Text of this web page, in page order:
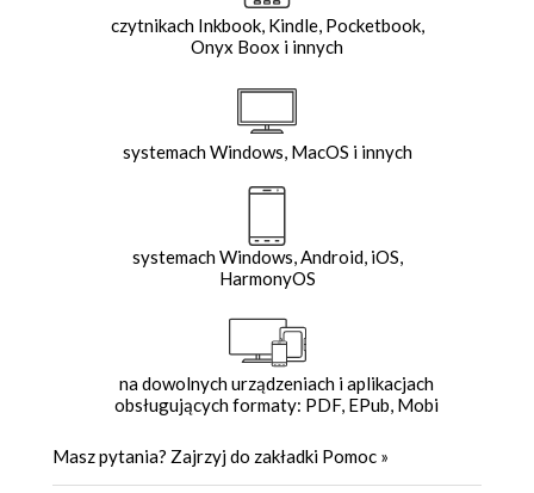
czytnikach Inkbook, Kindle, Pocketbook,
Onyx Boox i innych
systemach Windows, MacOS i innych
systemach Windows, Android, iOS,
HarmonyOS
na dowolnych urządzeniach i aplikacjach
obsługujących formaty: PDF, EPub, Mobi
Masz pytania? Zajrzyj do zakładki Pomoc »